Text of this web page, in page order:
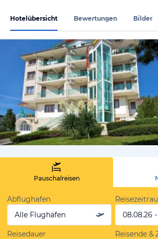
Hotelübersicht Bewertungen Bilder
Pauschalreisen
Abflughafen
Alle Flughäfen
08.08.26 -
Reisedauer
Reisende &